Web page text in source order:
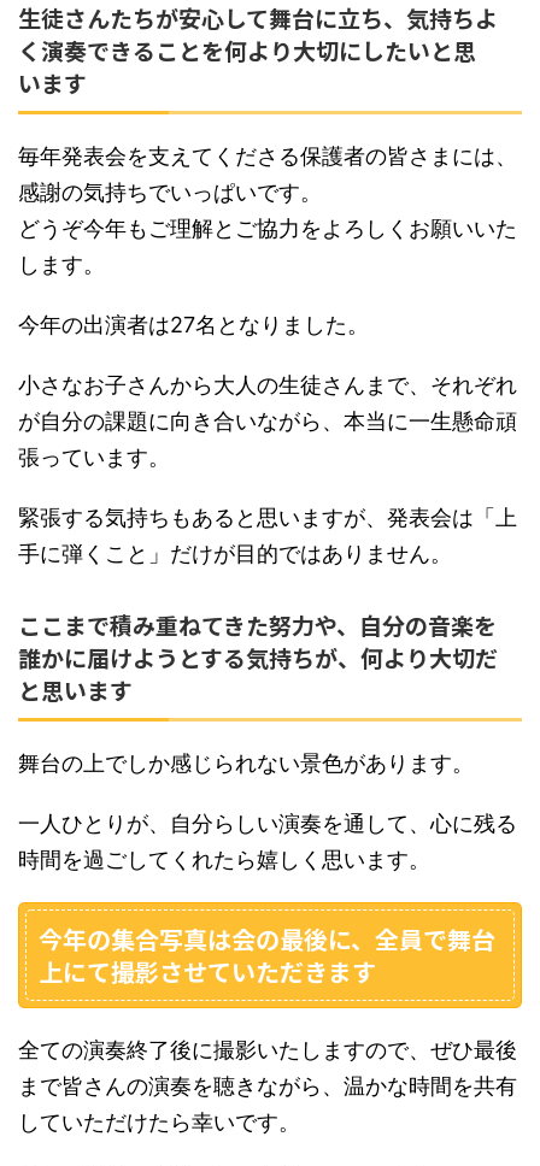
生徒さんたちが安心して舞台に立ち、気持ちよ
く演奏できることを何より大切にしたいと思
います
毎年発表会を支えてくださる保護者の皆さまには、
感謝の気持ちでいっぱいです。
どうぞ今年もご理解とご協力をよろしくお願いいた
します。
今年の出演者は27名となりました。
小さなお子さんから大人の生徒さんまで、それぞれ
が自分の課題に向き合いながら、本当に一生懸命頑
張っています。
緊張する気持ちもあると思いますが、発表会は「上
手に弾くこと」だけが目的ではありません。
ここまで積み重ねてきた努力や、自分の音楽を
誰かに届けようとする気持ちが、何より大切だ
と思います
舞台の上でしか感じられない景色があります。
一人ひとりが、自分らしい演奏を通して、心に残る
時間を過ごしてくれたら嬉しく思います。
今年の集合写真は会の最後に、全員で舞台
上にて撮影させていただきます
全ての演奏終了後に撮影いたしますので、ぜひ最後
まで皆さんの演奏を聴きながら、温かな時間を共有
していただけたら幸いです。